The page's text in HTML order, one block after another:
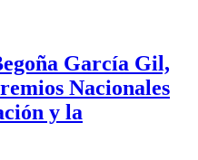
García Gil,
Nacionales
y la